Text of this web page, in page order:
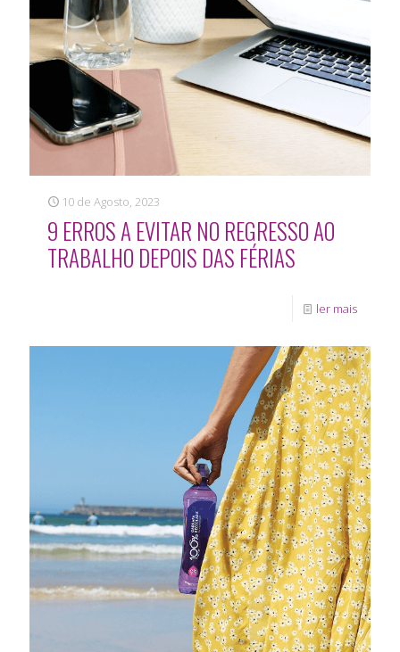
10 de Agosto, 2023
9 ERROS A EVITAR NO REGRESSO AO
TRABALHO DEPOIS DAS FÉRIAS
ler mais